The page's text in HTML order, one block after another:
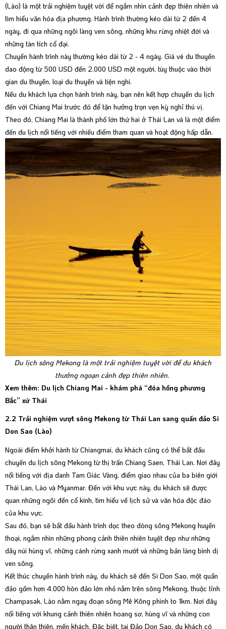
(Lào) là một trải nghiệm tuyệt vời để ngắm nhìn cảnh đẹp thiên nhiên và
tìm hiểu văn hóa địa phương. Hành trình thường kéo dài từ 2 đến 4
ngày, đi qua những ngôi làng ven sông, những khu rừng nhiệt đới và
những tàn tích cổ đại.
Chuyến hành trình này thường kéo dài từ 2 - 4 ngày. Giá vé du thuyền
dao động từ 500 USD đến 2.000 USD một người, tùy thuộc vào thời
gian du thuyền, loại du thuyền và tiện nghi.
Nếu du khách lựa chọn hành trình này, bạn nên kết hợp chuyến du lịch
đến với Chiang Mai trước đó để tận hưởng trọn vẹn kỳ nghỉ thú vị.
Theo đó, Chiang Mai là thành phố lớn thứ hai ở Thái Lan và là một điểm
đến du lịch nổi tiếng với nhiều điểm tham quan và hoạt động hấp dẫn.
Du lịch sông Mekong là một trải nghiệm tuyệt vời để du khách
thưởng ngoạn cảnh đẹp thiên nhiên.
Xem thêm: Du lịch Chiang Mai - khám phá “đóa hồng phương
Bắc” xứ Thái
2.2 Trải nghiệm vượt sông Mekong từ Thái Lan sang quần đảo Si
Don Sao (Lào)
Ngoài điểm khởi hành từ Chiangmai, du khách cũng có thể bắt đầu
chuyến du lịch sông Mekong từ thị trấn Chiang Saen, Thái Lan. Nơi đây
nổi tiếng với địa danh Tam Giác Vàng, điểm giao nhau của ba biên giới
Thái Lan, Lào và Myanmar. Đến với khu vực này, du khách sẽ được
quan những ngôi đền cổ kính, tìm hiểu về lịch sử và văn hóa độc đáo
của khu vực.
Sau đó, bạn sẽ bắt đầu hành trình dọc theo dòng sông Mekong huyền
thoại, ngắm nhìn những phong cảnh thiên nhiên tuyệt đẹp như những
dãy núi hùng vĩ, những cánh rừng xanh mướt và những bản làng bình dị
ven sông.
Kết thúc chuyến hành trình này, du khách sẽ đến Si Don Sao, một quần
đảo gồm hơn 4.000 hòn đảo lớn nhỏ nằm trên sông Mekong, thuộc tỉnh
Champasak, Lào nằm ngay đoạn sông Mê Kông phình to 1km. Nơi đây
nổi tiếng với khung cảnh thiên nhiên hoang sơ, hùng vĩ và những con
người thân thiện, mến khách. Đặc biệt, tại Đảo Don Sao, du khách có